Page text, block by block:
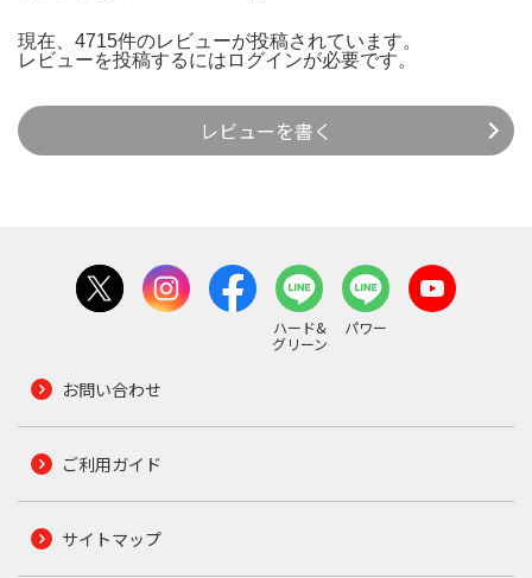
現在、4715件のレビューが投稿されています。
レビューを投稿するには ログインが必要です。
レビューを書く
ハード&
グリーン
パワー
お問い合わせ
ご利用ガイド
サイトマップ